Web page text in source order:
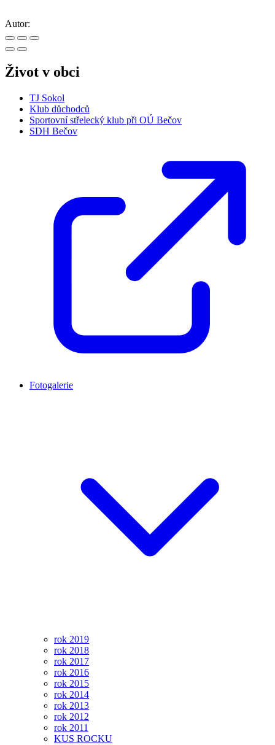
Autor:
Život v obci
TJ Sokol
Klub důchodců
Sportovní střelecký klub při OÚ Bečov
SDH Bečov
Fotogalerie
rok 2019
rok 2018
rok 2017
rok 2016
rok 2015
rok 2014
rok 2013
rok 2012
rok 2011
KUS ROCKU